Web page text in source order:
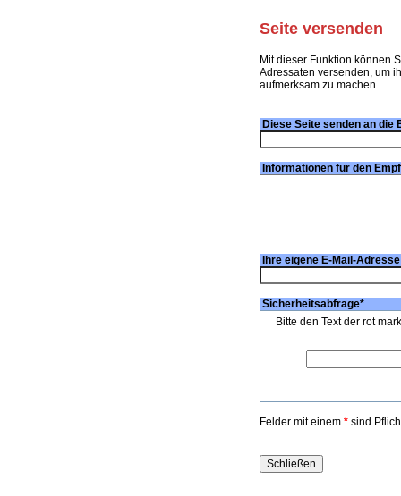
Seite versenden
Mit dieser Funktion können
Adressaten versenden, um
aufmerksam zu machen.
Diese Seite senden an die
Informationen für den
Ihre eigene E-Mail-
Sicherheitsabfrage*
Bitte den Text der rot
Felder mit einem * sind